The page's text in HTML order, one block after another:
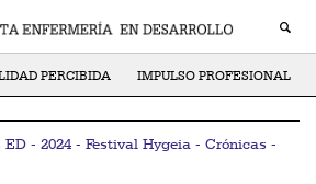
PERCIBIDA IMPULSO PROFESIONAL
- 2024 - Festival Hygeia - Crónicas -